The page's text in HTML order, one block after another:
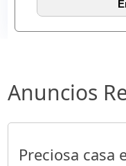
Anuncios
Preciosa casa